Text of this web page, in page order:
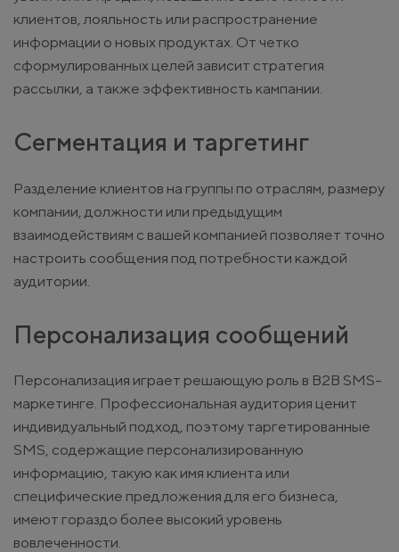
клиентов, лояльность или распространение
информации о новых продуктах. От четко
сформулированных целей зависит стратегия
рассылки, а также эффективность кампании.
Сегментация и таргетинг
Разделение клиентов на группы по отраслям, размеру
компании, должности или предыдущим
взаимодействиям с вашей компанией позволяет точно
настроить сообщения под потребности каждой
аудитории.
Персонализация сообщений
Персонализация играет решающую роль в B2B SMS-
маркетинге. Профессиональная аудитория ценит
индивидуальный подход, поэтому таргетированные
SMS, содержащие персонализированную
информацию, такую как имя клиента или
специфические предложения для его бизнеса,
имеют гораздо более высокий уровень
вовлеченности.